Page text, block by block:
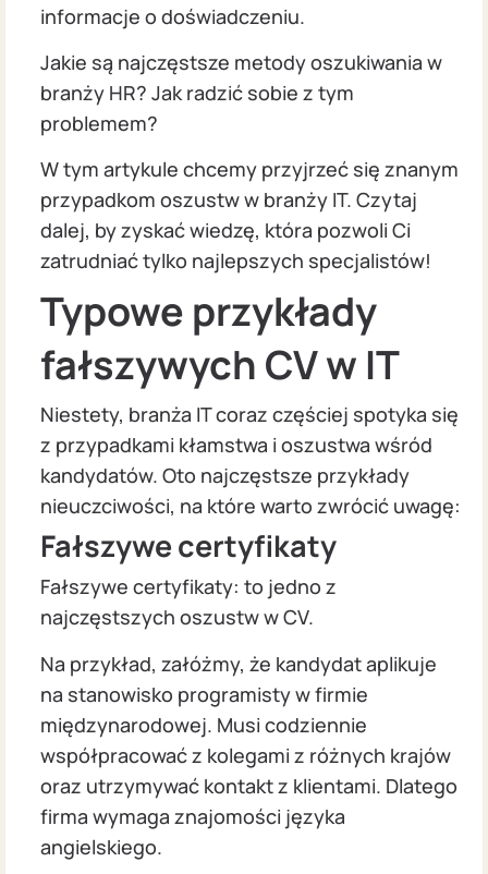
informacje o doświadczeniu.
Jakie są najczęstsze metody oszukiwania w
branży HR? Jak radzić sobie z tym
problemem?
W tym artykule chcemy przyjrzeć się znanym
przypadkom oszustw w branży IT. Czytaj
dalej, by zyskać wiedzę, która pozwoli Ci
zatrudniać tylko najlepszych specjalistów!
Typowe przykłady
fałszywych CV w IT
Niestety, branża IT coraz częściej spotyka się
z przypadkami kłamstwa i oszustwa wśród
kandydatów. Oto najczęstsze przykłady
nieuczciwości, na które warto zwrócić uwagę:
Fałszywe certyfikaty
Fałszywe certyfikaty: to jedno z
najczęstszych oszustw w CV.
Na przykład, załóżmy, że kandydat aplikuje
na stanowisko programisty w firmie
międzynarodowej. Musi codziennie
współpracować z kolegami z różnych krajów
oraz utrzymywać kontakt z klientami. Dlatego
firma wymaga znajomości języka
angielskiego.